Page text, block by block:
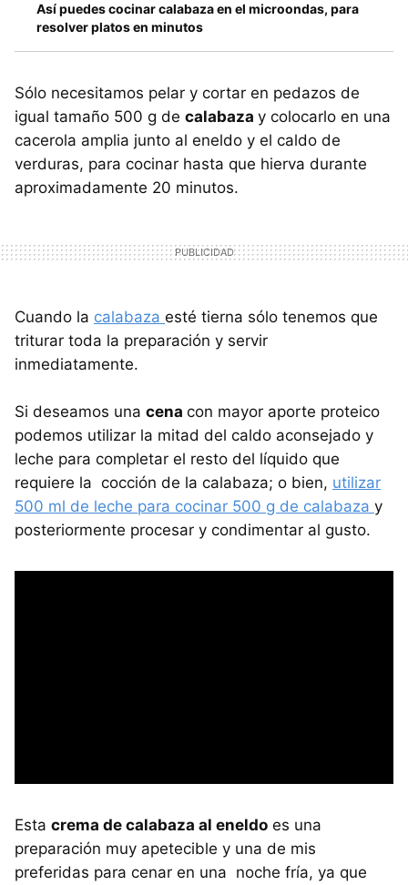
Así puedes cocinar calabaza en el microondas, para
resolver platos en minutos
Sólo necesitamos pelar y cortar en pedazos de
igual tamaño 500 g de calabaza y colocarlo en una
cacerola amplia junto al eneldo y el caldo de
verduras, para cocinar hasta que hierva durante
aproximadamente 20 minutos.
Cuando la calabaza esté tierna sólo tenemos que
triturar toda la preparación y servir
inmediatamente.
Si deseamos una cena con mayor aporte proteico
podemos utilizar la mitad del caldo aconsejado y
leche para completar el resto del líquido que
requiere la cocción de la calabaza; o bien, utilizar
500 ml de leche para cocinar 500 g de calabaza y
posteriormente procesar y condimentar al gusto.
Esta crema de calabaza al eneldo es una
preparación muy apetecible y una de mis
preferidas para cenar en una noche fría, ya que